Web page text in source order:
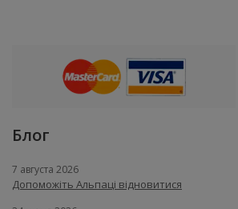
Блог
7 августа 2026
Допоможіть Альпаці відновитися